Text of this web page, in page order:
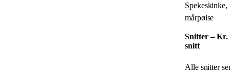
Spekeskinke,
mårpølse
Snitter – Kr.
snitt
Alle snitter